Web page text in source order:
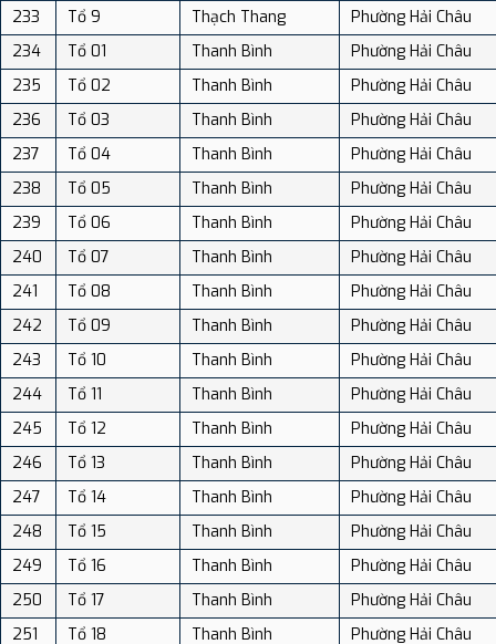
233
Tổ 9 Thạch Thang
Phường Hải Châu
234
Tổ 01 Thanh Bình
Phường Hải Châu
235
Tổ 02 Thanh Bình
Phường Hải Châu
236
Tổ 03 Thanh Bình
Phường Hải Châu
237
Tổ 04 Thanh Bình
Phường Hải Châu
238
Tổ 05 Thanh Bình
Phường Hải Châu
239
Tổ 06 Thanh Bình
Phường Hải Châu
240
Tổ 07 Thanh Bình
Phường Hải Châu
241
Tổ 08 Thanh Bình
Phường Hải Châu
242
Tổ 09 Thanh Bình
Phường Hải Châu
243
Tổ 10 Thanh Bình
Phường Hải Châu
244
Tổ 11 Thanh Bình
Phường Hải Châu
245
Tổ 12 Thanh Bình
Phường Hải Châu
246
Tổ 13 Thanh Bình
Phường Hải Châu
247
Tổ 14 Thanh Bình
Phường Hải Châu
248
Tổ 15 Thanh Bình
Phường Hải Châu
249
Tổ 16 Thanh Bình
Phường Hải Châu
250
Tổ 17 Thanh Bình
Phường Hải Châu
251
Tổ 18 Thanh Bình Phường Hải Châu